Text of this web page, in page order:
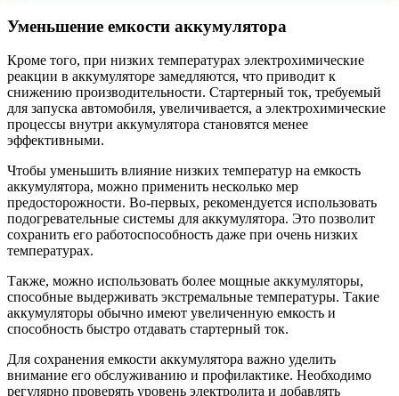
Уменьшение емкости аккумулятора
Кроме того, при низких температурах электрохимические
реакции в аккумуляторе замедляются, что приводит к
снижению производительности. Стартерный ток, требуемый
для запуска автомобиля, увеличивается, а электрохимические
процессы внутри аккумулятора становятся менее
эффективными.
Чтобы уменьшить влияние низких температур на емкость
аккумулятора, можно применить несколько мер
предосторожности. Во-первых, рекомендуется использовать
подогревательные системы для аккумулятора. Это позволит
сохранить его работоспособность даже при очень низких
температурах.
Также, можно использовать более мощные аккумуляторы,
способные выдерживать экстремальные температуры. Такие
аккумуляторы обычно имеют увеличенную емкость и
способность быстро отдавать стартерный ток.
Для сохранения емкости аккумулятора важно уделить
внимание его обслуживанию и профилактике. Необходимо
регулярно проверять уровень электролита и добавлять